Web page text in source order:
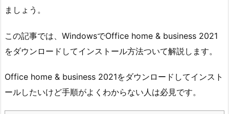
ましょう。
この記事では、WindowsでOffice home & business 2021
をダウンロードしてインストール方法ついて解説します。
Office home & business 2021をダウンロードしてインスト
ールしたいけど手順がよくわからない人は必見です。